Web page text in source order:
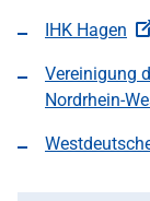
IHK Hagen
Vereinigung
Nordrhein-